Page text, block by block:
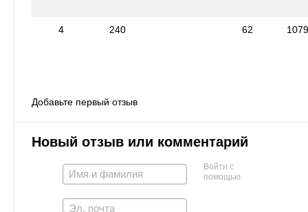
4 240 62
Добавьте первый отзыв
Новый отзыв или комментарий
Войти с
помощью